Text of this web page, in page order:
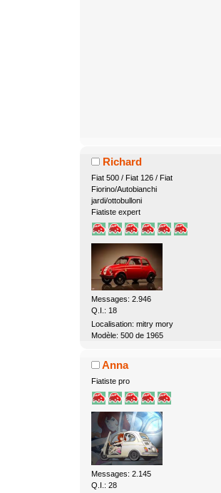
Richard
Fiat 500 / Fiat 126 / Fiat
Fiorino/Autobianchi
jardi/ottobulloni
Fiatiste expert
Messages: 2.946
Q.I.: 18
Localisation: mitry mory
Modèle: 500 de 1965
Anna
Fiatiste pro
Messages: 2.145
Q.I.: 28